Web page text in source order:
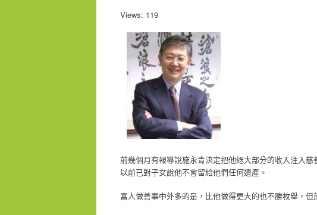
Views: 119
前幾個月有報導說施永青決定把他絕大部分的收入 注入慈
以前已對子女說他不會留給他們任何遺產。
富人做善事中外多的是，比他做得更大的也不勝枚舉，